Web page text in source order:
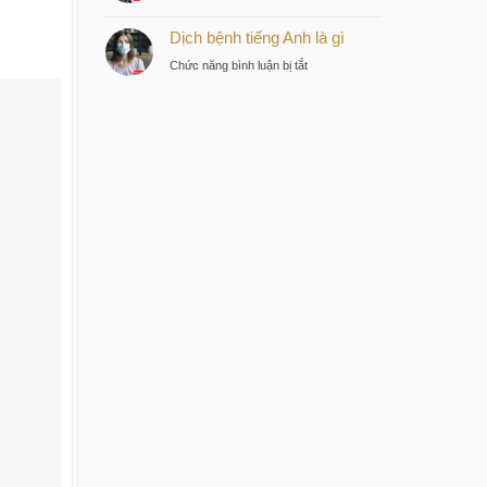
thông
dịch
Dịch bệnh tiếng Anh là gì
Chức năng bình luận bị tắtở